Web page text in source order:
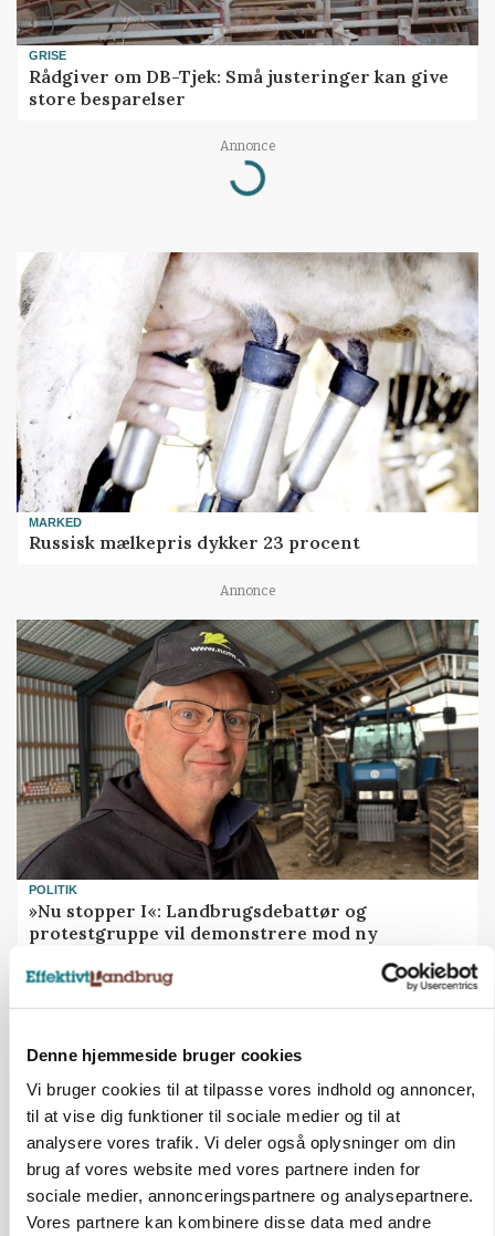
Denne hjemmeside bruger cookies
Vi bruger cookies til at tilpasse vores indhold og annoncer,
til at vise dig funktioner til sociale medier og til at
analysere vores trafik. Vi deler også oplysninger om din
brug af vores website med vores partnere inden for
sociale medier, annonceringspartnere og analysepartnere.
Vores partnere kan kombinere disse data med andre
GRISE
Rådgiver om DB-Tjek: Små justeringer kan give
store besparelser
Annonce
Loading...
MARKED
Russisk mælkepris dykker 23 procent
Annonce
POLITIK
»Nu stopper I«: Landbrugsdebattør og
protestgruppe vil demonstrere mod ny
KVÆG
Snart kan man søge tilskud til naturprojekter
Annonce
Loading...